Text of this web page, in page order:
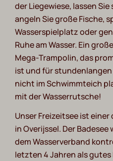
der Liegewiese, lassen
angeln Sie große Fische,
Wasserspielplatz oder
Ruhe am Wasser. Ein
Mega-Trampolin, das
ist und für
nicht im Schwimmteich
mit der Wasserrutsche!
Unser Freizeitsee ist
in Overijssel. Der
dem Wasserverband
letzten 4 Jahren als gutes